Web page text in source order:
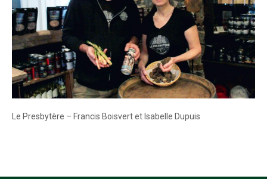
Le Presbytère – Francis Boisvert et Isabelle Dupuis